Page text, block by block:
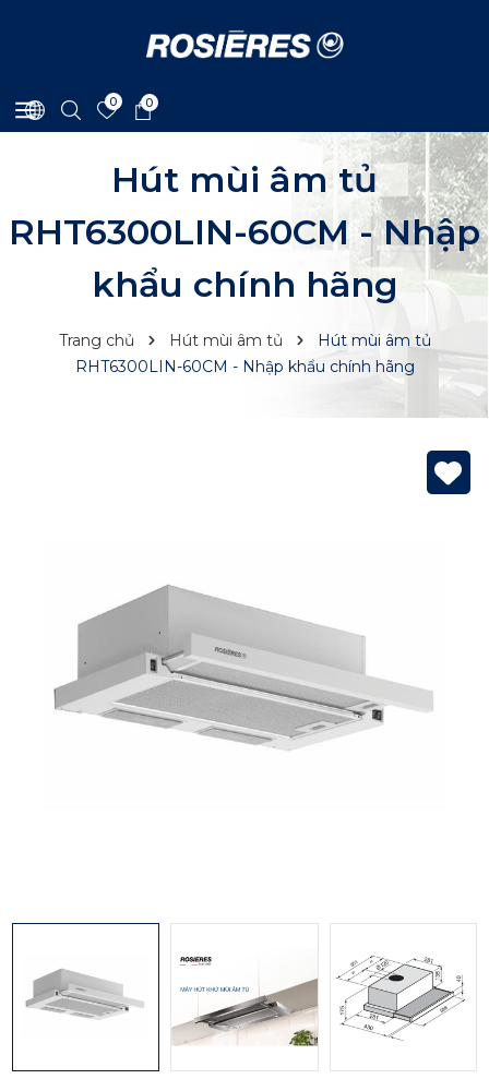
0 0
Hút mùi âm tủ
RHT6300LIN-60CM - Nhập
khẩu chính hãng
Trang chủ Hút mùi âm tủ
Hút mùi âm tủ
RHT6300LIN-60CM - Nhập khẩu chính hãng